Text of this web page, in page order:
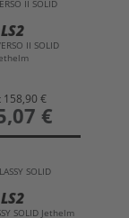
LS2
II SOLID
158,90 €
€
LS2
SOLID Jethelm